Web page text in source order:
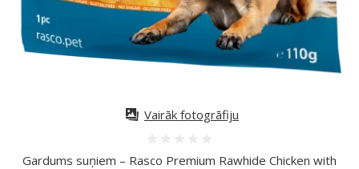
Gardums suņiem – Rasco Premium Rawhide Chicken with
Vairāk fotogrāfiju